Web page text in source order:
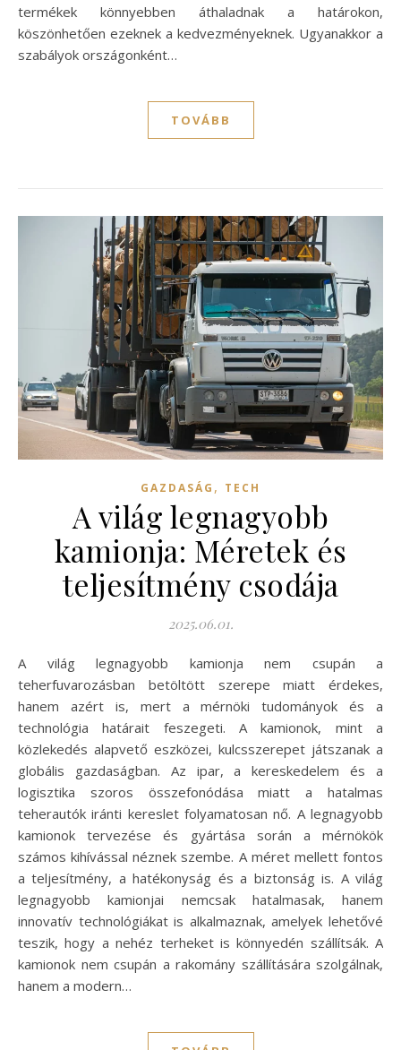
termékek könnyebben áthaladnak a határokon,
köszönhetően ezeknek a kedvezményeknek. Ugyanakkor a
szabályok országonként…
TOVÁBB
GAZDASÁG , TECH
A világ legnagyobb
kamionja: Méretek és
teljesítmény csodája
2025.06.01.
A világ legnagyobb kamionja nem csupán a
teherfuvarozásban betöltött szerepe miatt érdekes,
hanem azért is, mert a mérnöki tudományok és a
technológia határait feszegeti. A kamionok, mint a
közlekedés alapvető eszközei, kulcsszerepet játszanak a
globális gazdaságban. Az ipar, a kereskedelem és a
logisztika szoros összefonódása miatt a hatalmas
teherautók iránti kereslet folyamatosan nő. A legnagyobb
kamionok tervezése és gyártása során a mérnökök
számos kihívással néznek szembe. A méret mellett fontos
a teljesítmény, a hatékonyság és a biztonság is. A világ
legnagyobb kamionjai nemcsak hatalmasak, hanem
innovatív technológiákat is alkalmaznak, amelyek lehetővé
teszik, hogy a nehéz terheket is könnyedén szállítsák. A
kamionok nem csupán a rakomány szállítására szolgálnak,
hanem a modern…